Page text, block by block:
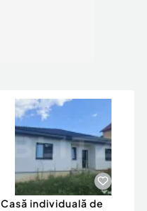
Casă individuală de